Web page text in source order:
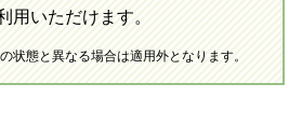
用いただけます。
状態と異なる場合は適用外となります。